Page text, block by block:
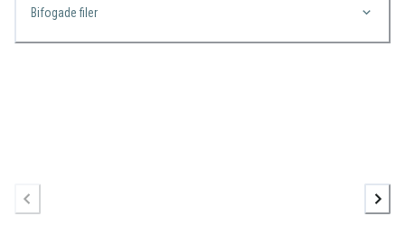
Bifogade filer